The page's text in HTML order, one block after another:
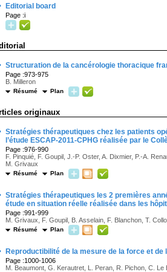
Editorial board
Page :i
Structuration de la cancérologie thoracique
Page :973-975
B. Milleron
Résumé Plan
originaux
Stratégies thérapeutiques chez les patients
l’étude ESCAP-2011-CPHG réalisée par le
Page :976-990
F. Pinquié, F. Goupil, J.-P. Oster, A. Dixmier, P.-A.
M. Grivaux
Résumé Plan
Stratégies thérapeutiques les 2 premières
étude en situation réelle réalisée dans les
Page :991-999
M. Grivaux, F. Goupil, B. Asselain, F. Blanchon, T.
Résumé Plan
Reproductibilité de la mesure de la force et de
Page :1000-1006
M. Beaumont, G. Kerautret, L. Peran, R. Pichon, C. Le